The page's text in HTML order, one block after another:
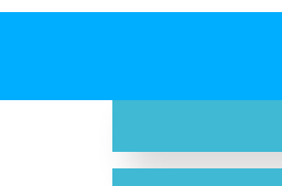
Mejoramiento de